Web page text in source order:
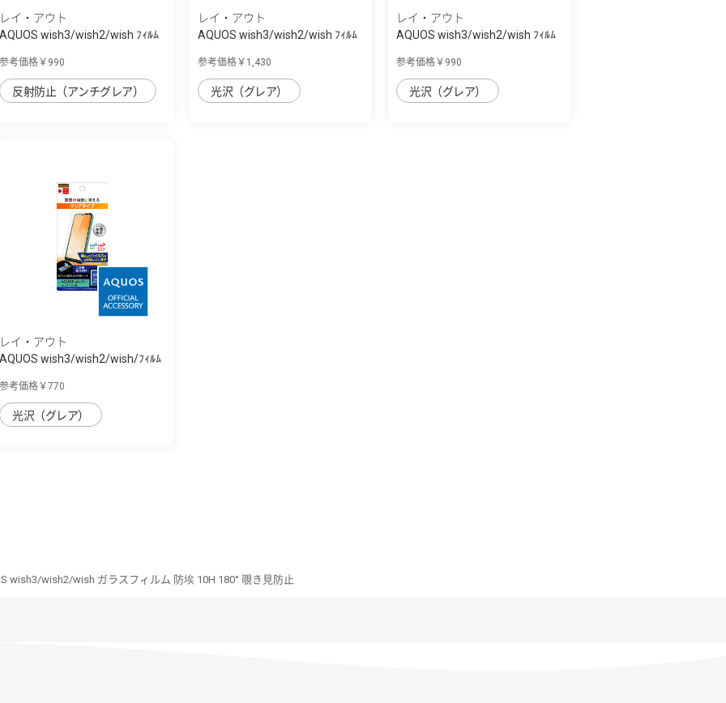
レイ・アウト
AQUOS wish3/wish2/wish ﾌｨﾙﾑ
参考価格￥990
反射防止（アンチグレア）
レイ・アウト
AQUOS wish3/wish2/wish ﾌｨﾙﾑ
参考価格￥1,430
光沢（グレア）
レイ・アウト
AQUOS wish3/wish2/wish ﾌｨﾙﾑ
参考価格￥990
光沢（グレア）
レイ・アウト
AQUOS wish3/wish2/wish/ﾌｨﾙﾑ
参考価格￥770
光沢（グレア）
wish3/wish2/wish ガラスフィルム 防埃 10H 180° 覗き見防止